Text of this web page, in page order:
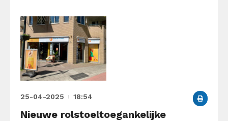
25-04-2025 18:54
Nieuwe rolstoeltoegankelijke